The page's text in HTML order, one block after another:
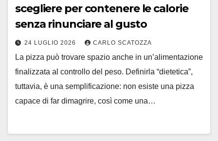
scegliere per contenere le calorie
senza rinunciare al gusto
24 LUGLIO 2026 CARLO SCATOZZA
La pizza può trovare spazio anche in un’alimentazione
finalizzata al controllo del peso. Definirla “dietetica”,
tuttavia, è una semplificazione: non esiste una pizza
capace di far dimagrire, così come una…